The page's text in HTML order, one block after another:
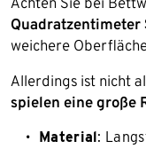
weichere
Allerdings ist nicht
spielen eine große
Material: